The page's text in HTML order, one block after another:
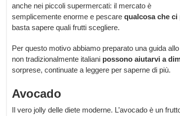
anche nei piccoli supermercati: il mercato è
semplicemente enorme e pescare qualcosa che
basta sapere quali frutti scegliere.
Per questo motivo abbiamo preparato una guida
non tradizionalmente italiani possono aiutarvi a
sorprese, continuate a leggere per saperne di più.
Avocado
Il vero jolly delle diete moderne. L’avocado è un